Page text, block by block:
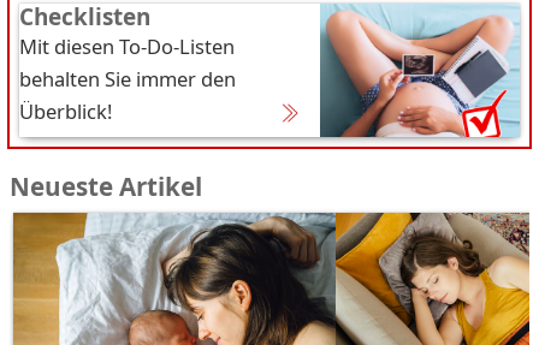
Checklisten
Mit diesen To-Do-Listen
behalten Sie immer den
Überblick!
Neueste Artikel